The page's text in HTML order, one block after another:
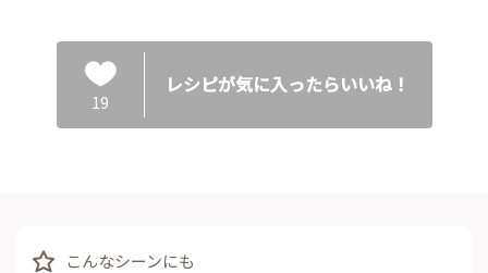
19
レシピが気に入ったらいいね！
こんなシーンにも